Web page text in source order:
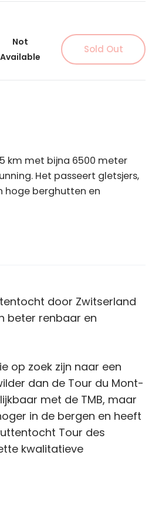
Not
Available
Sold Out
km met bijna 6500 meter
Het passeert gletsjers,
hoge berghutten en
door Zwitserland
beter renbaar en
op zoek zijn naar een
dan de Tour du Mont-
met de TMB, maar
in de bergen en heeft
Tour des
kwalitatieve